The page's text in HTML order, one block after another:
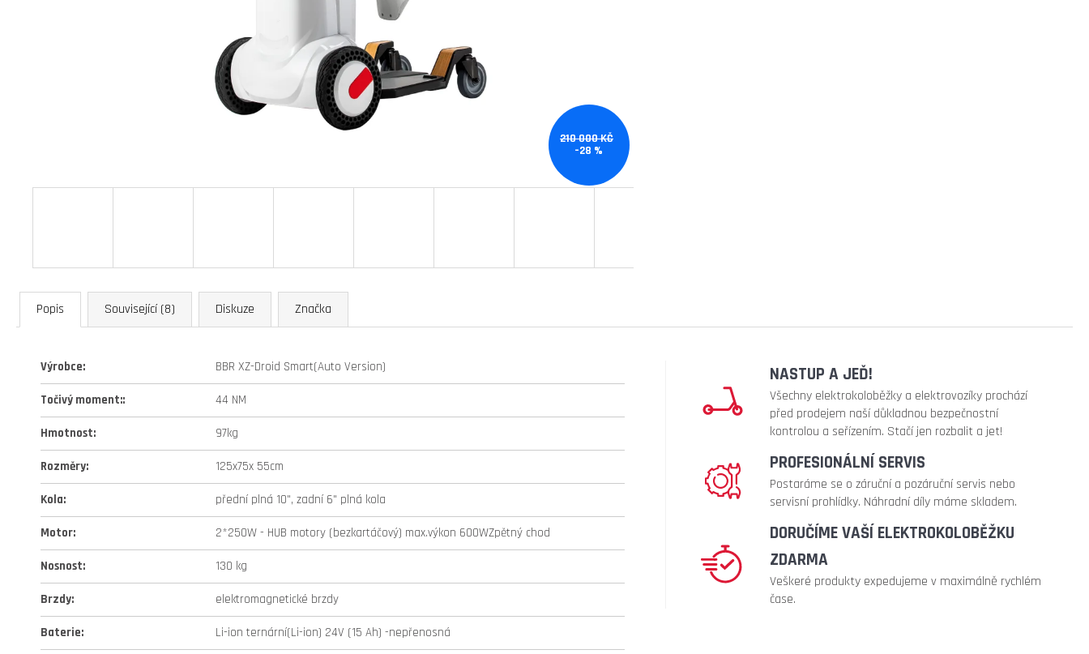
210 000 KČ
–28 %
Popis Související (8) Diskuze Značka
Výrobce: BBR XZ-Droid Smart(Auto Version)
Točivý moment:: 44 NM
Hmotnost: 97kg
Rozměry: 125x75x 55cm
Kola: přední plná 10", zadní 6" plná kola
Motor: 2*250W - HUB motory (bezkartáčový) max.výkon 600WZpětný chod
Nosnost: 130 kg
Brzdy: elektromagnetické brzdy
Baterie: Li-ion ternární(Li-ion) 24V (15 Ah) -nepřenosná
NASTUP A JEĎ!
Všechny elektrokoloběžky a elektrovozíky prochází
před prodejem naší důkladnou bezpečnostní
kontrolou a seřízením. Stačí jen rozbalit a jet!
PROFESIONÁLNÍ SERVIS
Postaráme se o záruční a pozáruční servis nebo
servisní prohlídky. Náhradní díly máme skladem.
DORUČÍME VAŠÍ ELEKTROKOLOBĚŽKU
ZDARMA
Veškeré produkty expedujeme v maximálně rychlém
čase.